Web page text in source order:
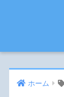
ホーム